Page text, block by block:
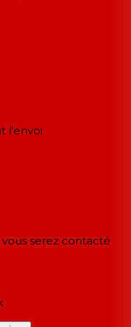
l'envoi
serez contacté